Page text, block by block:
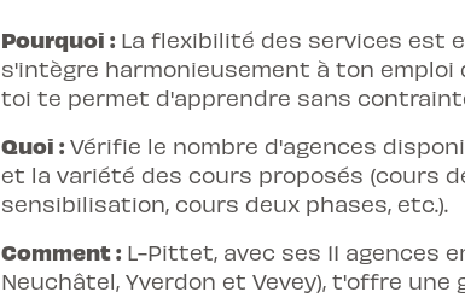
Pourquoi : La flexibilité des services est
s'intègre harmonieusement à ton
toi te permet d'apprendre sans
Quoi : Vérifie le nombre d'agences
et la variété des cours proposés (cours
sensibilisation, cours deux phases, etc.).
Comment : L-Pittet, avec ses 11 agences
Neuchâtel, Yverdon et Vevey), t'offre